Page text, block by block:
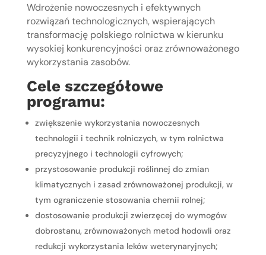
Wdrożenie nowoczesnych i efektywnych
rozwiązań technologicznych, wspierających
transformację polskiego rolnictwa w kierunku
wysokiej konkurencyjności oraz zrównoważonego
wykorzystania zasobów.
Cele szczegółowe
programu:
zwiększenie wykorzystania nowoczesnych
technologii i technik rolniczych, w tym rolnictwa
precyzyjnego i technologii cyfrowych;
przystosowanie produkcji roślinnej do zmian
klimatycznych i zasad zrównoważonej produkcji, w
tym ograniczenie stosowania chemii rolnej;
dostosowanie produkcji zwierzęcej do wymogów
dobrostanu, zrównoważonych metod hodowli oraz
redukcji wykorzystania leków weterynaryjnych;